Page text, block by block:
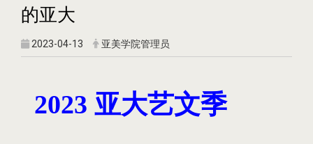
的亚大
2023-04-13 亚美学院管理员
2023 亚大艺文季